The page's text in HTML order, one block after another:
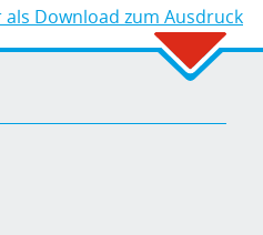
Download zum Ausdruck